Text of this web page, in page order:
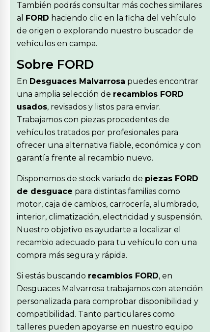
También podrás consultar más coches similares
al FORD haciendo clic en la ficha del vehículo
de origen o explorando nuestro buscador de
vehículos en campa.
Sobre FORD
En Desguaces Malvarrosa puedes encontrar
una amplia selección de recambios FORD
usados, revisados y listos para enviar.
Trabajamos con piezas procedentes de
vehículos tratados por profesionales para
ofrecer una alternativa fiable, económica y con
garantía frente al recambio nuevo.
Disponemos de stock variado de piezas FORD
de desguace para distintas familias como
motor, caja de cambios, carrocería, alumbrado,
interior, climatización, electricidad y suspensión.
Nuestro objetivo es ayudarte a localizar el
recambio adecuado para tu vehículo con una
compra más segura y rápida.
Si estás buscando recambios FORD, en
Desguaces Malvarrosa trabajamos con atención
personalizada para comprobar disponibilidad y
compatibilidad. Tanto particulares como
talleres pueden apoyarse en nuestro equipo